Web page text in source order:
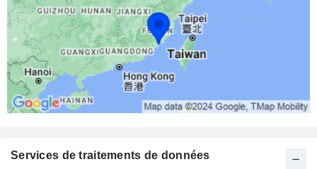
Services de traitements de données